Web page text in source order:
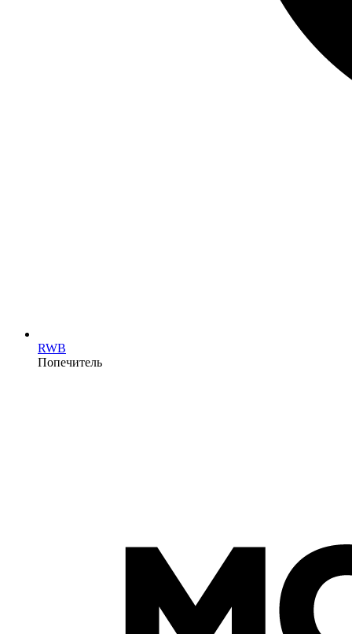
RWB
Попечитель